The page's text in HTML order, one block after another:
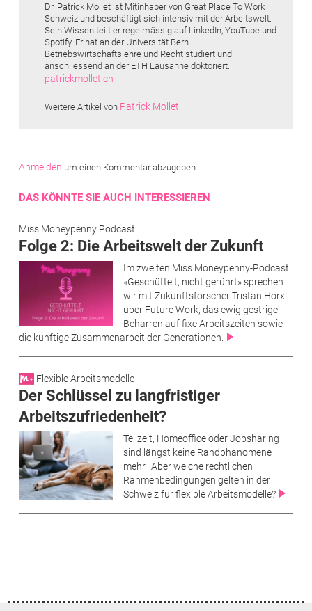
Dr. Patrick Mollet ist Mitinhaber von Great Place To Work
Schweiz und beschäftigt sich intensiv mit der Arbeitswelt.
Sein Wissen teilt er regelmässig auf LinkedIn, YouTube und
Spotify. Er hat an der Universität Bern
Betriebswirtschaftslehre und Recht studiert und
anschliessend an der ETH Lausanne doktoriert.
patrickmollet.ch
Weitere Artikel von Patrick Mollet
Anmelden um einen Kommentar abzugeben.
DAS KÖNNTE SIE AUCH INTERESSIEREN
Miss Moneypenny Podcast
Folge 2: Die Arbeitswelt der Zukunft
Im zweiten Miss Moneypenny-Podcast
«Geschüttelt, nicht gerührt» sprechen
wir mit Zukunftsforscher Tristan Horx
über Future Work, das ewig gestrige
Beharren auf fixe Arbeitszeiten sowie
die künftige Zusammenarbeit der Generationen.
Flexible Arbeitsmodelle
Der Schlüssel zu langfristiger
Arbeitszufriedenheit?
Teilzeit, Homeoffice oder Jobsharing
sind längst keine Randphänomene
mehr. Aber welche rechtlichen
Rahmenbedingungen gelten in der
Schweiz für flexible Arbeitsmodelle?